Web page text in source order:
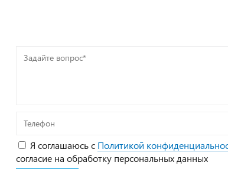
Задайте
Телефон
Я соглашаюсь с Политикой
согласие на обработку персональных данных